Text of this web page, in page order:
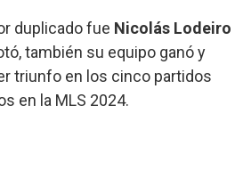
duplicado fue Nicolás Lodeiro
también su equipo ganó y
triunfo en los cinco partidos
en la MLS 2024.